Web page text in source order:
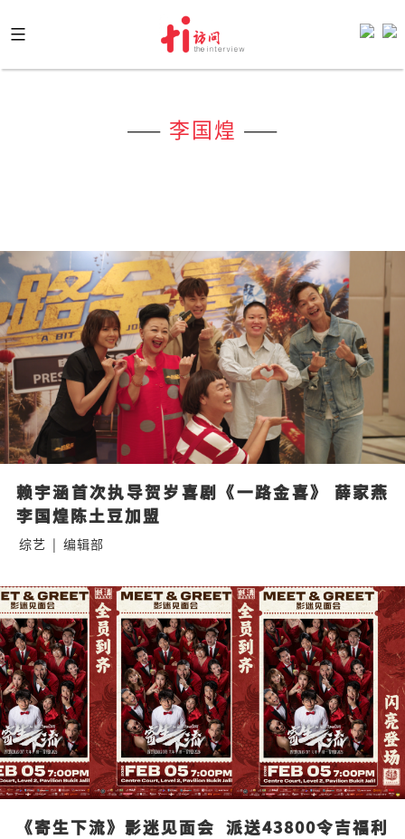
to
content
—— 李国煌 ——
赖宇涵首次执导贺岁喜剧《一路金喜》 薛家燕
李国煌陈土豆加盟
综艺 | 编辑部
《寄生下流》影迷见面会  派送43800令吉福利